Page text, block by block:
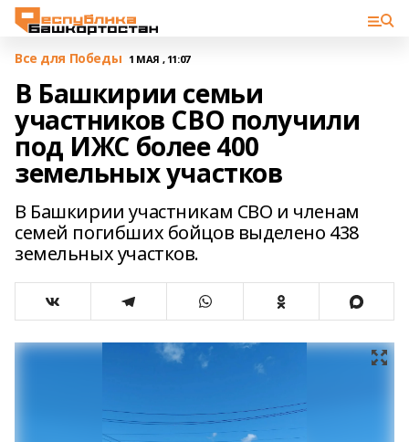
Все для Победы 1 МАЯ , 11:07
В Башкирии семьи
участников СВО получили
под ИЖС более 400
земельных участков
В Башкирии участникам СВО и членам
семей погибших бойцов выделено 438
земельных участков.